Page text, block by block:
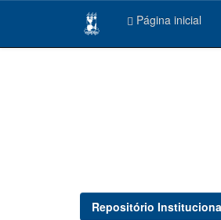
Página inicial
Repositório